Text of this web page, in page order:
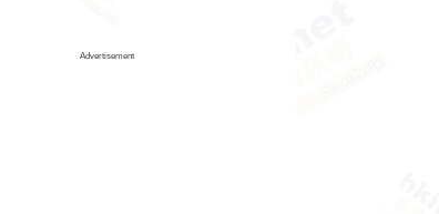
Advertisement